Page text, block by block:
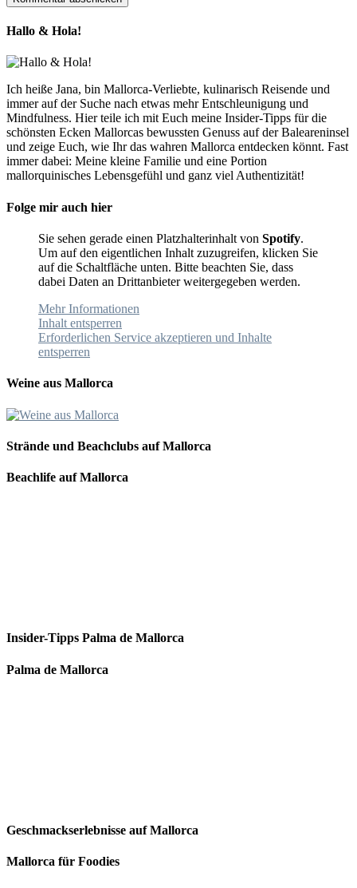
Hallo & Hola!
Ich heiße Jana, bin Mallorca-Verliebte, kulinarisch Reisende und
immer auf der Suche nach etwas mehr Entschleunigung und
Mindfulness. Hier teile ich mit Euch meine Insider-Tipps für die
schönsten Ecken Mallorcas bewussten Genuss auf der Baleareninsel
und zeige Euch, wie Ihr das wahren Mallorca entdecken könnt. Fast
immer dabei: Meine kleine Familie und eine Portion
mallorquinisches Lebensgefühl und ganz viel Authentizität!
Folge mir auch hier
Sie sehen gerade einen Platzhalterinhalt von Spotify.
Um auf den eigentlichen Inhalt zuzugreifen, klicken Sie
auf die Schaltfläche unten. Bitte beachten Sie, dass
dabei Daten an Drittanbieter weitergegeben werden.
Mehr Informationen
Inhalt entsperren
Erforderlichen Service akzeptieren und Inhalte
entsperren
Weine aus Mallorca
Strände und Beachclubs auf Mallorca
Beachlife auf Mallorca
Insider-Tipps Palma de Mallorca
Palma de Mallorca
Geschmackserlebnisse auf Mallorca
Mallorca für Foodies